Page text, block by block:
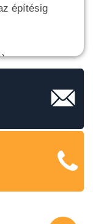
építésig
lerakása
és cégeknek